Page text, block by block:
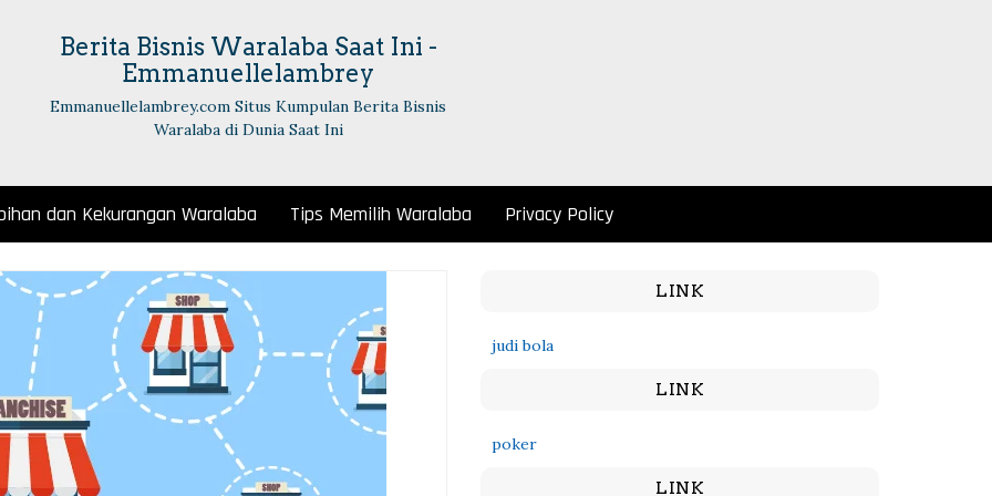
Berita Bisnis Waralaba Saat Ini -
Emmanuellelambrey
Emmanuellelambrey.com Situs Kumpulan Berita Bisnis
Waralaba di Dunia Saat Ini
dan Kekurangan Waralaba Tips Memilih Waralaba Privacy Policy
LINK
judi bola
LINK
poker
LINK